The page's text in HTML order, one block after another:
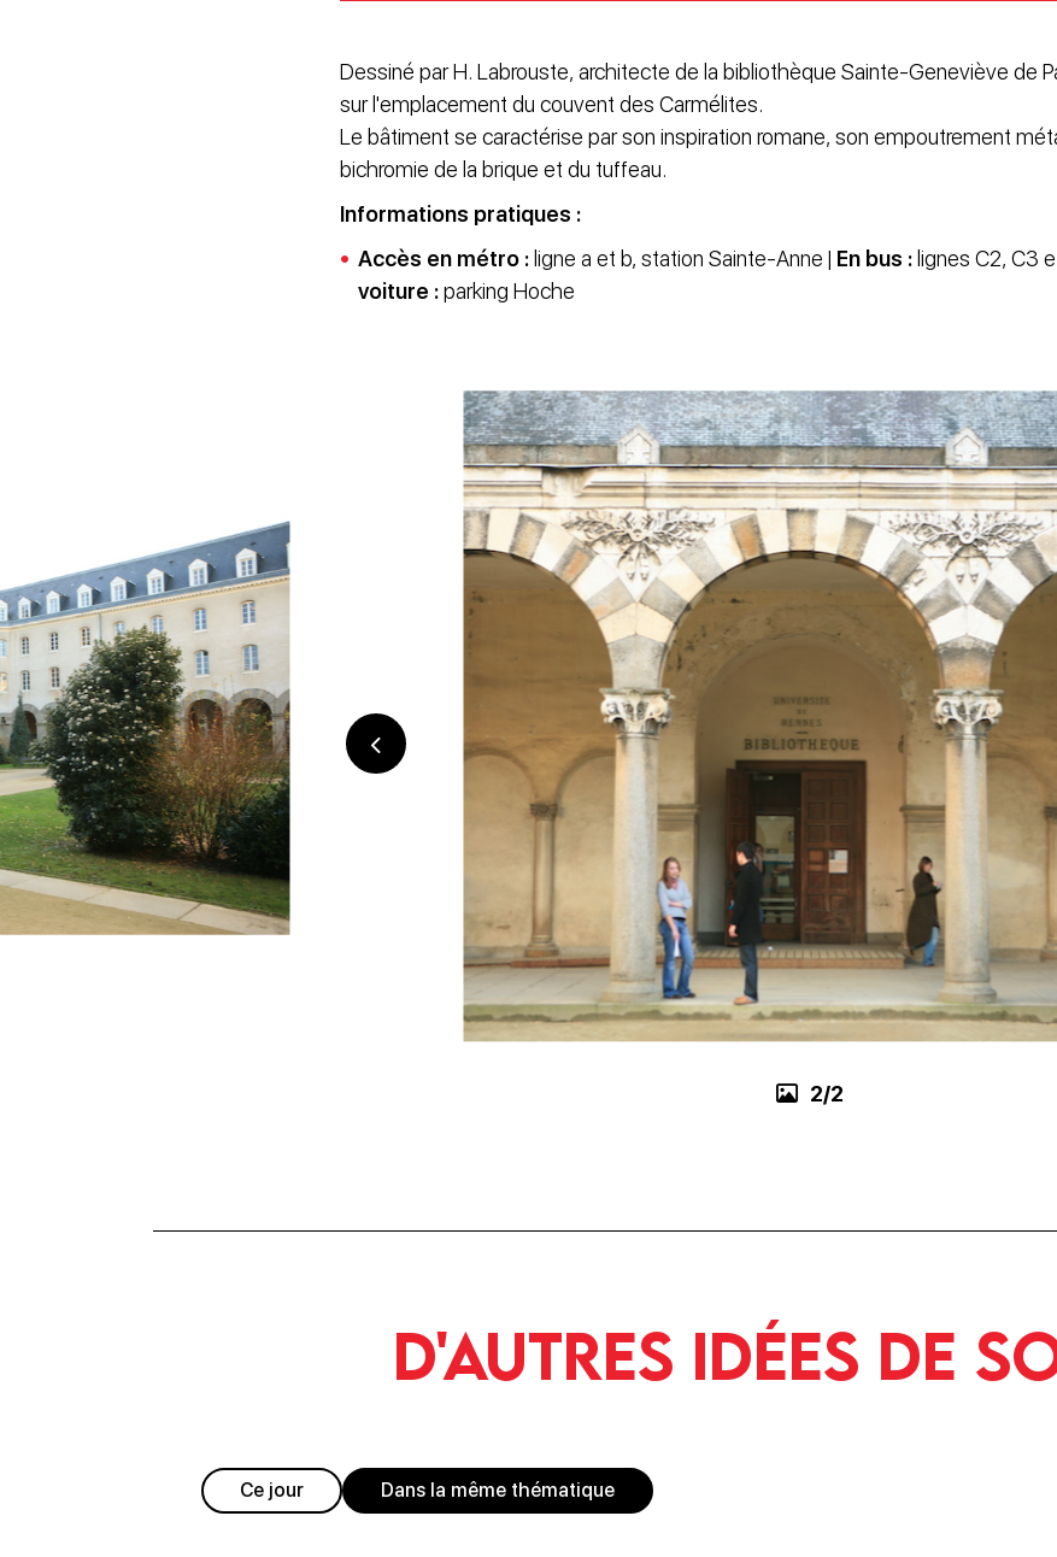
Dessiné par H. Labrouste, architecte de la bibliothèque Sainte-Geneviève de
sur l'emplacement du couvent des Carmélites.
Le bâtiment se caractérise par son inspiration romane, son empoutrement
bichromie de la brique et du tuffeau.
Informations pratiques :
Accès en métro : ligne a et b, station Sainte-Anne | En bus : lignes C2, C3
voiture :parking Hoche
1/2
D'autres idées de
Ce jour Dans la même thématique